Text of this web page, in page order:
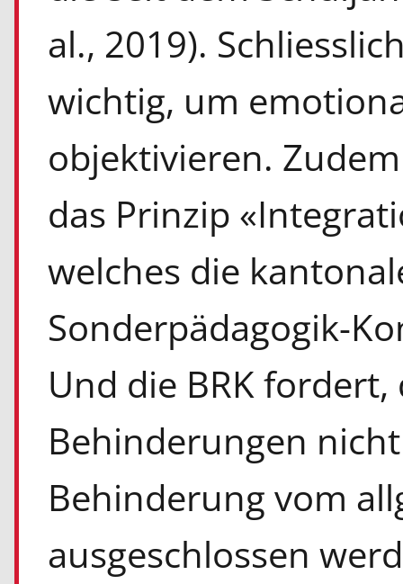
al., 2019).
wichtig, um
objektivieren.
das Prinzip
welches die
Sonderpädagogik-
Und die BRK
Behinderungen
Behinderung vom
ausgeschlossen